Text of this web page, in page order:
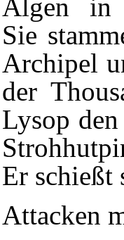
Algen in
Sie
Archipel
der
Lysop
Er schießt
Attacken